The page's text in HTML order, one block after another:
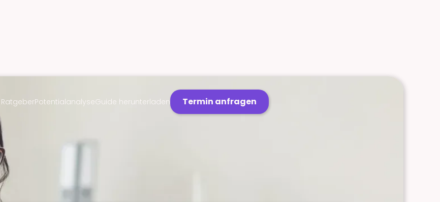
RatgeberPotentialanalyseGuide herunterladen Termin anfragen